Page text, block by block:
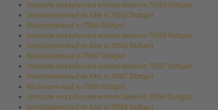
Immobilie verkaufen und wohnen bleiben in 70563 Stuttgart
Immobilienverkauf im Alter in 70563 Stuttgart
Rückmietverkauf in 70565 Stuttgart
Immobilie verkaufen und wohnen bleiben in 70565 Stuttgart
Immobilienverkauf im Alter in 70565 Stuttgart
Rückmietverkauf in 70567 Stuttgart
Immobilie verkaufen und wohnen bleiben in 70567 Stuttgart
Immobilienverkauf im Alter in 70567 Stuttgart
Rückmietverkauf in 70569 Stuttgart
Immobilie verkaufen und wohnen bleiben in 70569 Stuttgart
Immobilienverkauf im Alter in 70569 Stuttgart